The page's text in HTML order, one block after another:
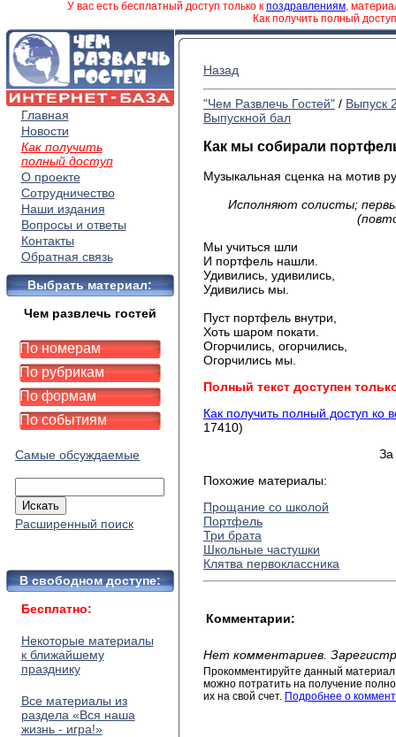
У вас есть бесплатный доступ только к поздравлениям,
Как получить полный
Главная
Новости
Как получить
полный доступ
О проекте
Сотрудничество
Наши издания
Вопросы и ответы
Контакты
Обратная связь
Выбрать материал:
Чем развлечь гостей
По номерам
По рубрикам
По формам
По событиям
Самые обсуждаемые
Расширенный поиск
В свободном доступе:
Бесплатно:
Некоторые материалы
к ближайшему
празднику
Все материалы из
раздела «Вся наша
жизнь - игра!»
Назад
"Чем Развлечь Гостей" / Выпуск
Выпускной бал
Как мы собирали
Музыкальная сценка на мотив
Исполняют солисты;
Мы учиться шли
И портфель нашли.
Удивились, удивились,
Удивились мы.
Пуст портфель внутри,
Хоть шаром покати.
Огорчились, огорчились,
Огорчились мы.
Полный текст доступен
Как получить полный доступ ко
17410)
За
Похожие материалы:
Прощание со школой
Портфель
Три брата
Школьные частушки
Клятва первоклассника
Комментарии:
Нет комментариев.
Прокомментируйте данный
можно потратить на получение
их на свой счет. Подробнее о